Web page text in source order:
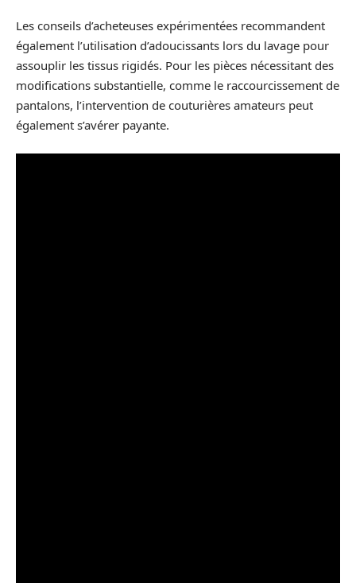
Les conseils d’acheteuses expérimentées recommandent
également l’utilisation d’adoucissants lors du lavage pour
assouplir les tissus rigidés. Pour les pièces nécessitant des
modifications substantielle, comme le raccourcissement de
pantalons, l’intervention de couturières amateurs peut
également s’avérer payante.